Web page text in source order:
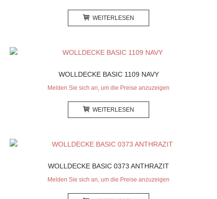
WEITERLESEN
WOLLDECKE BASIC 1109 NAVY
Melden Sie sich an, um die Preise anzuzeigen
WEITERLESEN
WOLLDECKE BASIC 0373 ANTHRAZIT
Melden Sie sich an, um die Preise anzuzeigen